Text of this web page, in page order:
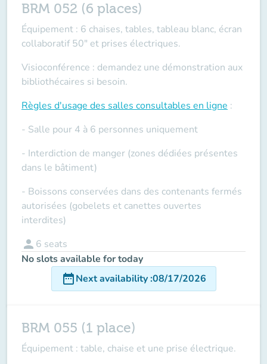
BRM 052 (6 places)
Équipement : 6 chaises, tables, tableau blanc, écran
collaboratif 50" et prises électriques.
Visioconférence : demandez une démonstration aux
bibliothécaires si besoin.
Règles d'usage des salles consultables en ligne :
- Salle pour 4 à 6 personnes uniquement
- Interdiction de manger (zones dédiées présentes
dans le bâtiment)
- Boissons conservées dans des contenants fermés
autorisées (gobelets et canettes ouvertes
interdites)
person 6 seats
No slots available for today
date_rangeNext availability:08/17/2026
BRM 055 (1 place)
Équipement : table, chaise et une prise électrique.